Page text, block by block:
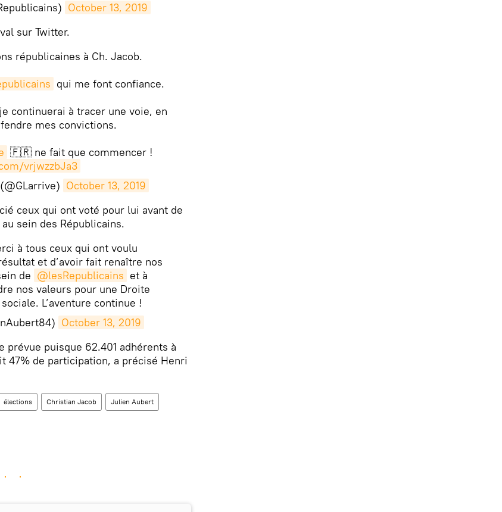
October 13, 2019
sur Twitter.
républicaines à Ch. Jacob.
qui me font confiance.
continuerai à tracer une voie, en
mes convictions.
🇫🇷 ne fait que commencer !
vrjwzzbJa3
October 13, 2019
ceux qui ont voté pour lui avant de
sein des Républicains.
à tous ceux qui ont voulu
et d’avoir fait renaître nos
de @lesRepublicains et à
nos valeurs pour une Droite
L’aventure continue !
October 13, 2019
puisque 62.401 adhérents à
47% de participation, a précisé Henri
élections Christian Jacob Julien Aubert